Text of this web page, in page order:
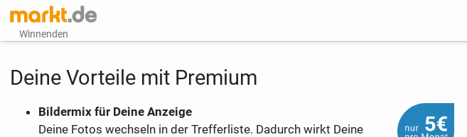
Winnenden
Deine Vorteile mit Premium
Bildermix für Deine Anzeige
Deine Fotos wechseln in der Trefferliste. Dadurch wirkt Deine